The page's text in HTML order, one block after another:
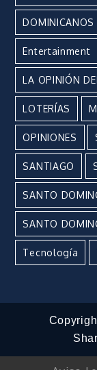
DOMINICANOS
Entertainment
LA OPINIÓN
LOTERÍAS
OPINIONES
SANTIAGO
SANTO
SANTO
Tecnología